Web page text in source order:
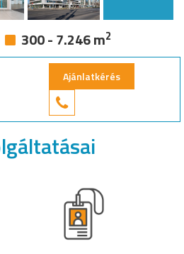
300 - 7.246 m2
Ajánlatkérés